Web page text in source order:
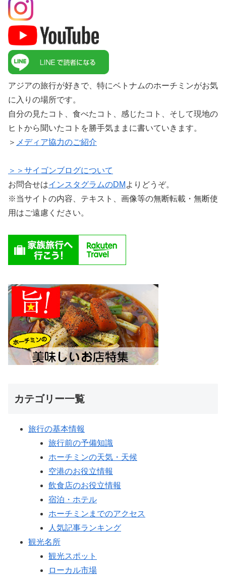
アジアの旅行が好きで、特にベトナムのホーチミンがお気
に入りの場所です。
自分の見たコト、食べたコト、感じたコト、そして現地の
ヒトから聞いたコトを勝手気ままに書いていきます。
＞ メディア協力のご紹介
＞＞サイゴンブログについて
お問合せはインスタグラムのDM よりどうぞ。
※当サイトの内容、テキスト、画像等の無断転載・無断使
用はご遠慮ください。
カテゴリー一覧
旅行の基本情報
旅行前の予備知識
ホーチミンの天気・天候
空港のお役立情報
飲食店のお役立情報
宿泊・ホテル
ホーチミンまでのアクセス
人気記事ランキング
観光名所
観光スポット
ローカル市場